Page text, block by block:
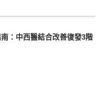
：中西醫結合改善復發3階